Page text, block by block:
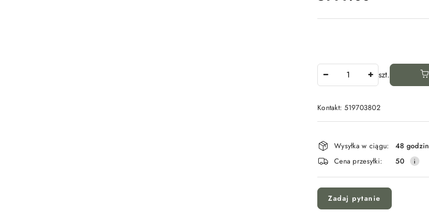
szt.
Kontakt: 519703802
i
dostawa
Wysyłka w ciągu:
48 godzin
Cena przesyłki:
50
Zadaj pytanie